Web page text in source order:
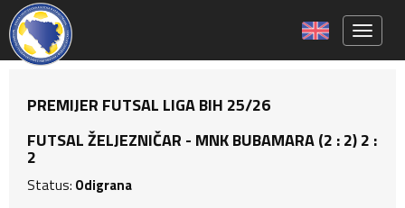
PREMIJER FUTSAL LIGA BIH 25/26
FUTSAL ŽELJEZNIČAR - MNK BUBAMARA (2 : 2) 2 :
2
Status: Odigrana